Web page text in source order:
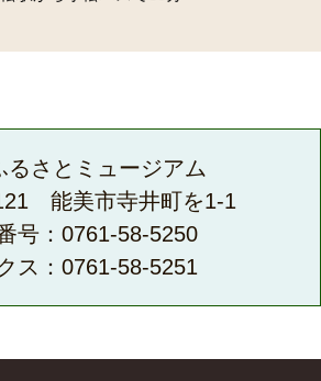
るさとミュージアム
能美市寺井町を1-1
号：0761-58-5250
ス：0761-58-5251